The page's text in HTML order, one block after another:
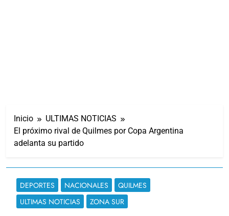
Inicio
ULTIMAS NOTICIAS
El próximo rival de Quilmes por Copa Argentina
adelanta su partido
DEPORTES NACIONALES
QUILMES
ULTIMAS NOTICIAS
ZONA SUR